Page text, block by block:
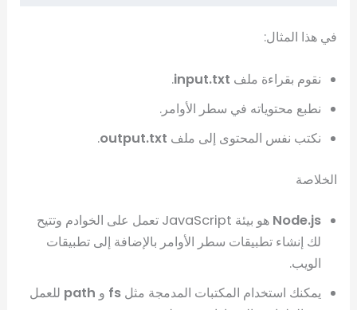
في هذا المثال:
نقوم بقراءة ملف input.txt
.
نطبع محتوياته في سطر الأوامر.
نكتب نفس المحتوى إلى ملف output.txt
.
الخلاصة
Node.js
هو بيئة JavaScript تعمل على الخوادم وتتيح
لك إنشاء تطبيقات سطر الأوامر بالإضافة إلى تطبيقات
الويب.
يمكنك استخدام المكتبات المدمجة مثلfs و path للعمل